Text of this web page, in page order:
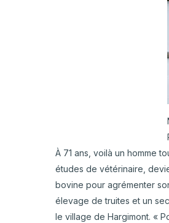
À 71 ans, voilà un homme
études de vétérinaire,
bovine pour agrémenter
élevage de truites et un
le village de Hargimont. «